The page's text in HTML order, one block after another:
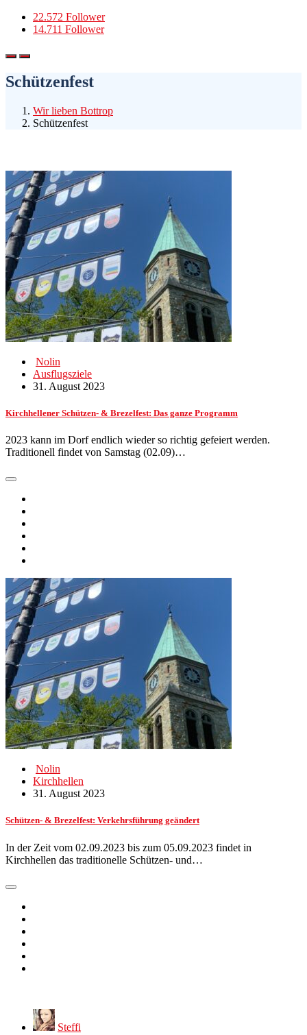
22.572 Follower
14.711 Follower
Schützenfest
Wir lieben Bottrop
Schützenfest
Nolin
Ausflugsziele
31. August 2023
Kirchhellener Schützen- & Brezelfest: Das ganze Programm
2023 kann im Dorf endlich wieder so richtig gefeiert werden.
Traditionell findet von Samstag (02.09)…
Nolin
Kirchhellen
31. August 2023
Schützen- & Brezelfest: Verkehrsführung geändert
In der Zeit vom 02.09.2023 bis zum 05.09.2023 findet in
Kirchhellen das traditionelle Schützen- und…
Steffi